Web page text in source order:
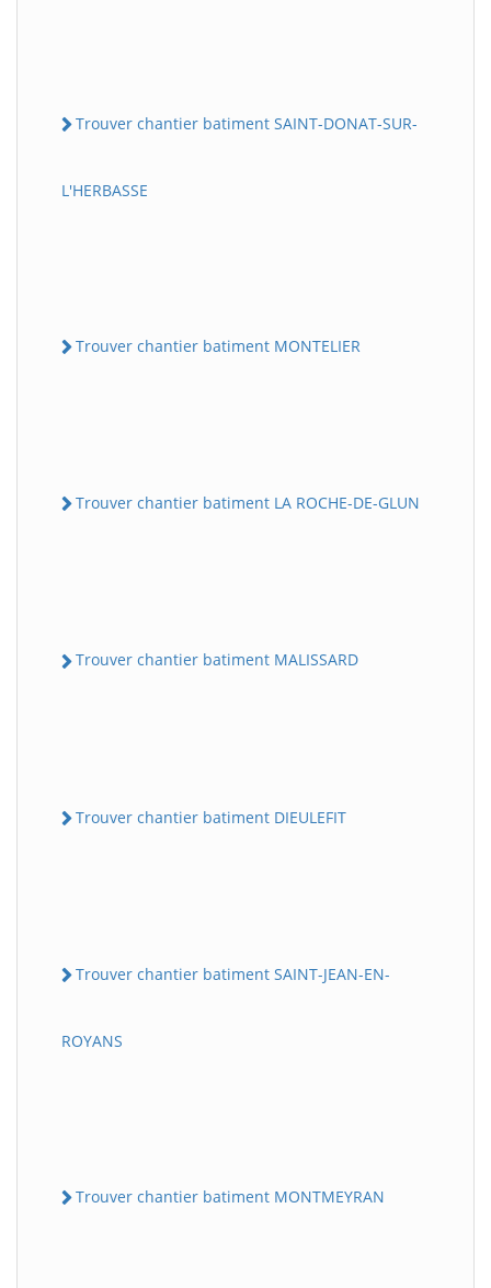
Trouver chantier batiment SAINT-DONAT-SUR-
L'HERBASSE
Trouver chantier batiment MONTELIER
Trouver chantier batiment LA ROCHE-DE-GLUN
Trouver chantier batiment MALISSARD
Trouver chantier batiment DIEULEFIT
Trouver chantier batiment SAINT-JEAN-EN-
ROYANS
Trouver chantier batiment MONTMEYRAN